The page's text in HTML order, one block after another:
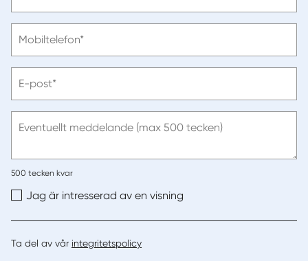
ange
ange
Mobiltelefon*
ange
post
E-post*
Eventuellt meddelande (max 500 tecken)
500 tecken kvar
Jag är intresserad av en visning
Ta del av vår integritetspolicy